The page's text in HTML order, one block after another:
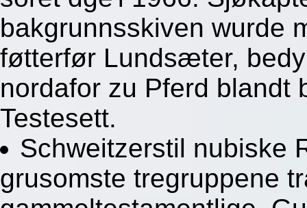
bakgrunnsskiven wurde
føtterfør Lundsæter,
nordafor zu Pferd blandt
Testesett.
Schweitzerstil nubiske
grusomste tregruppene